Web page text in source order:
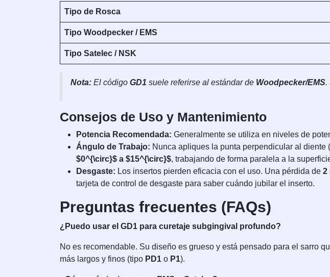
Tipo de Rosca
Tipo Woodpecker / EMS
Tipo Satelec / NSK
Nota: El código GD1 suele referirse al estándar de Woodpecker/EMS.
Consejos de Uso y Mantenimiento
Potencia Recomendada: Generalmente se utiliza en niveles de
Ángulo de Trabajo: Nunca apliques la punta perpendicular al
$0^{\circ}$ a $15^{\circ}$, trabajando de forma paralela a la
Desgaste: Los insertos pierden eficacia con el uso. Una pérdida de 2
tarjeta de control de desgaste para saber cuándo jubilar el inserto.
Preguntas frecuentes (FAQs)
¿Puedo usar el GD1 para curetaje subgingival profundo?
No es recomendable. Su diseño es grueso y está pensado para el sarro
más largos y finos (tipo PD1 o P1).